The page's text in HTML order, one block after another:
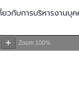
ยวกับการบริหารงาน
Zoom 100%